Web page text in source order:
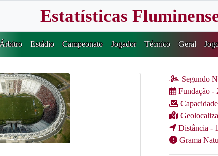
Estatísticas
Estádio Campeonato Jogador Técnico Geral
Segundo
Fundação -
Distância -
Grama